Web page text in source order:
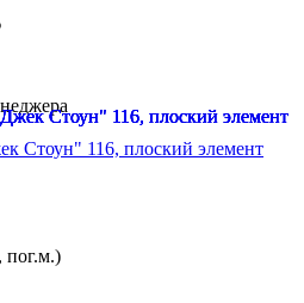
Стоун" 116, плоский элемент
пог.м.)